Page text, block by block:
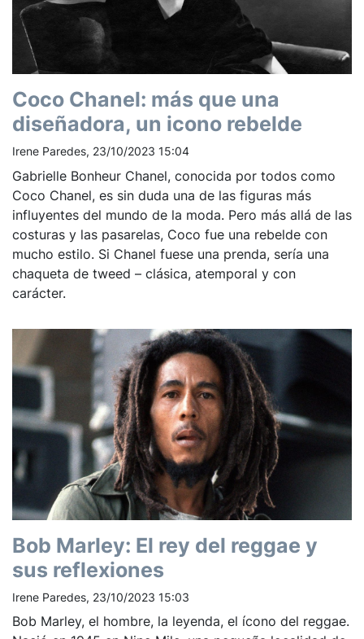
Coco Chanel: más que una
diseñadora, un icono rebelde
Irene Paredes, 23/10/2023 15:04
Gabrielle Bonheur Chanel, conocida por todos como
Coco Chanel, es sin duda una de las figuras más
influyentes del mundo de la moda. Pero más allá de las
costuras y las pasarelas, Coco fue una rebelde con
mucho estilo. Si Chanel fuese una prenda, sería una
chaqueta de tweed – clásica, atemporal y con
carácter.
Bob Marley: El rey del reggae y
sus reflexiones
Irene Paredes, 23/10/2023 15:03
Bob Marley, el hombre, la leyenda, el ícono del reggae.